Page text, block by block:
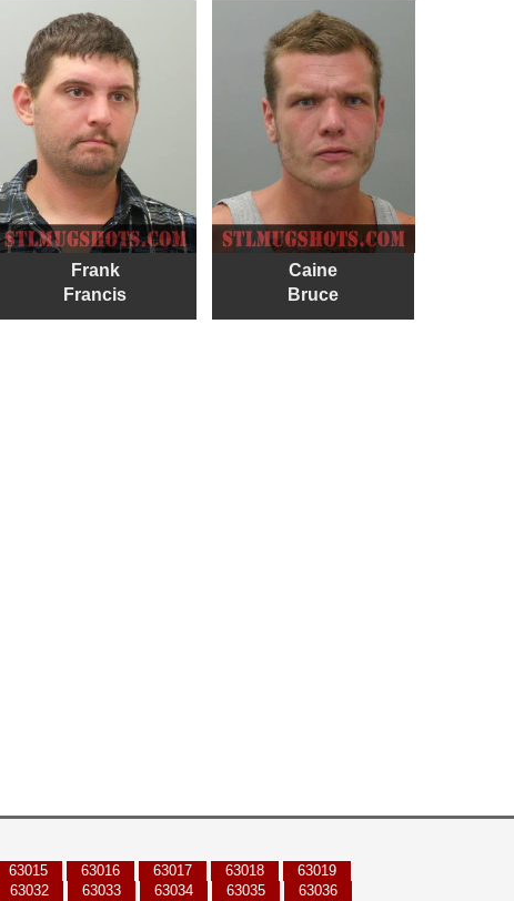
Frank
Francis
Caine
Bruce
63015 63016 63017 63018
63019
63032 63033 63034 63035
63036